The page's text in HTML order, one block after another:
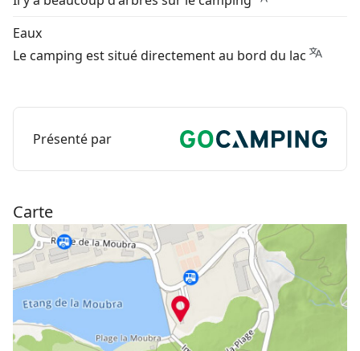
Eaux
Le camping est situé directement au bord du lac
Présenté par
Carte